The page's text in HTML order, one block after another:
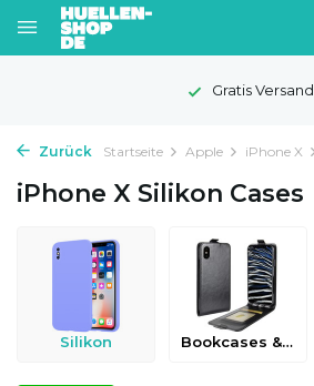
Gratis Versand
Zurück Startseite Apple iPhone X
iPhone X Silikon Cases
Silikon Bookcases & Flip Cases